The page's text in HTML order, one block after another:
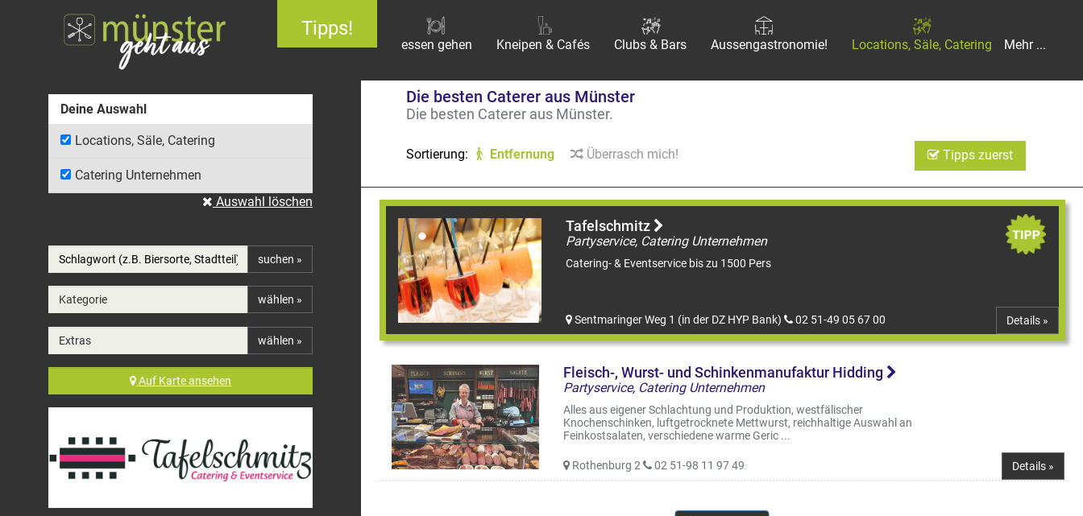
Tipps!
essen gehen Kneipen & Cafés Clubs & Bars Aussengastronomie! Locations, Säle, Catering Mehr ...
Deine Auswahl
Locations, Säle, Catering
Catering Unternehmen
Auswahl löschen
suchen »
Kategorie wählen »
Extras wählen »
Auf Karteansehen
Die besten Caterer aus Münster
Die besten Caterer aus Münster.
Sortierung: Entfernung Überrasch mich! Tipps zuerst
Tafelschmitz
Partyservice, Catering Unternehmen
Catering- & Eventservice bis zu 1500 Pers
Sentmaringer Weg 1 (in der DZ HYP Bank) 02 51-49 05 67 00 Details »
Fleisch-, Wurst- und Schinkenmanufaktur Hidding
Partyservice, Catering Unternehmen
Alles aus eigener Schlachtung und Produktion, westfälischer
Knochenschinken, luftgetrocknete Mettwurst, reichhaltige Auswahl an
Feinkostsalaten, verschiedene warme Geric ...
Rothenburg 2 02 51-98 11 97 49 Details »